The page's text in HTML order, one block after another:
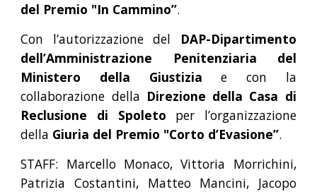
del Premio "In Cammino”.
Con l’autorizzazione del
DAP-Dipartimento
dell’Amministrazione Penitenziaria del
Ministero della Giustizia e con la
collaborazione della Direzione della Casa di
Reclusione di Spoleto per l’organizzazione
della Giuria del Premio "Corto d’Evasione”.
STAFF: Marcello Monaco, Vittoria Morrichini,
Patrizia Costantini, Matteo Mancini, Jacopo